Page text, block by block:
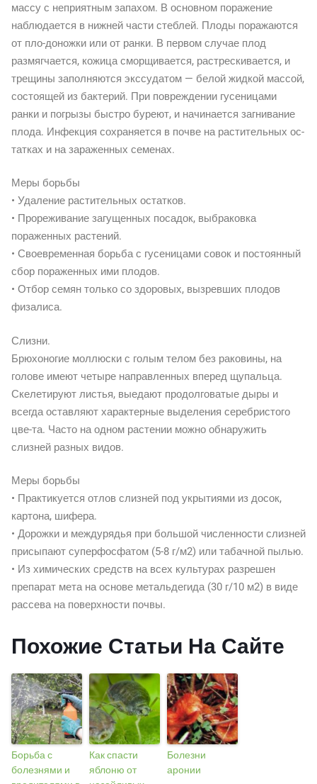
массу с неприятным запахом. В основном поражение
наблюдается в нижней части стеблей. Плоды поражаются
от пло-доножки или от ранки. В первом случае плод
размягчается, кожица сморщивается, растрескивается, и
трещины заполняются экссудатом — белой жидкой массой,
состоящей из бактерий. При повреждении гусеницами
ранки и погрызы быстро буреют, и начинается загнивание
плода. Инфекция сохраняется в почве на растительных ос-
татках и на зараженных семенах.
Меры борьбы
• Удаление растительных остатков.
• Прореживание загущенных посадок, выбраковка
пораженных растений.
• Своевременная борьба с гусеницами совок и постоянный
сбор пораженных ими плодов.
• Отбор семян только со здоровых, вызревших плодов
физалиса.
Слизни.
Брюхоногие моллюски с голым телом без раковины, на
голове имеют четыре направленных вперед щупальца.
Скелетируют листья, выедают продолговатые дыры и
всегда оставляют характерные выделения серебристого
цве-та. Часто на одном растении можно обнаружить
слизней разных видов.
Меры борьбы
• Практикуется отлов слизней под укрытиями из досок,
картона, шифера.
• Дорожки и междурядья при большой численности слизней
присыпают суперфосфатом (5-8 г/м2) или табачной пылью.
• Из химических средств на всех культурах разрешен
препарат мета на основе метальдегида (30 г/10 м2) в виде
рассева на поверхности почвы.
Похожие Статьи На Сайте
Борьба с
болезнями и
Как спасти
яблоню от
Болезни
аронии